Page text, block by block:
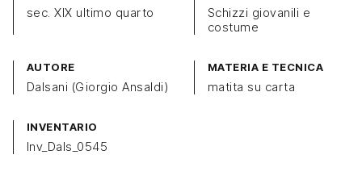
sec. XIX ultimo quarto
Schizzi giovanili e
costume
AUTORE
Dalsani (Giorgio Ansaldi)
MATERIA E TECNICA
matita su carta
INVENTARIO
Inv_Dals_0545